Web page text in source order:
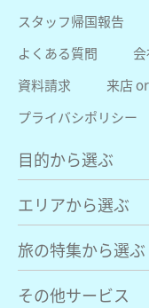
スタッフ帰国報告
よくある質問
資料請求
来店
プライバシポリシー
目的から選ぶ
エリアから選ぶ
旅の特集から選ぶ
その他サービス